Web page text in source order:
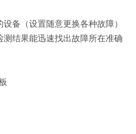
备（设置随意更换各种故障）
结果能迅速找出故障所在准确